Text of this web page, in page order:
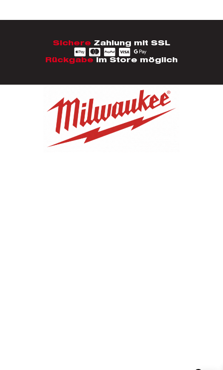
Sichere Zahlung mit SSL
Rückgabe im Store möglich